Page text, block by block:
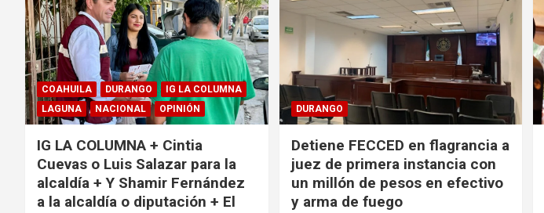
COAHUILA DURANGO
IG LA COLUMNA
LAGUNA
NACIONAL OPINIÓN
IG LA COLUMNA + Cintia
Cuevas o Luis Salazar para la
alcaldía + Y Shamir Fernández
a la alcaldía o diputación + El
DURANGO
Detiene FECCED en flagrancia a
juez de primera instancia con
un millón de pesos en efectivo
y arma de fuego